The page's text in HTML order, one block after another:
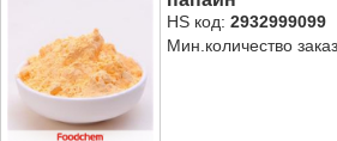
HS код:2932999099
Мин.количество